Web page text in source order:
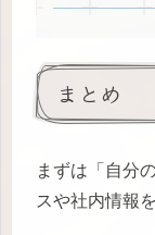
まとめ
まずは「自分
スや社内情報